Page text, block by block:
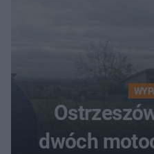
dwóch